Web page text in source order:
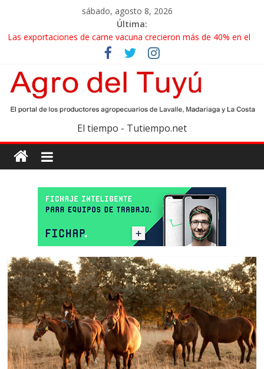
sábado, agosto 8, 2026
Última:
Las exportaciones de carne vacuna crecieron más de 40% en el
La miel, un motor de las economías regionales que enfrenta
nuevos desafíos para exportar
El gobierno bonaerense realizará un censo para actualizar el
mapa de la producción hortiflorícola
Las exportaciones agroindustriales anotaron un récord histórico
en el primer semestre
Maíz: estiman una cosecha récord de 71,5 millones de toneladas
El tiempo - Tutiempo.net